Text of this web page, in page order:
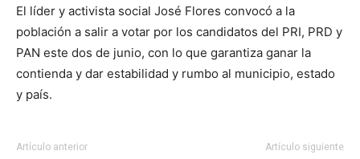
El líder y activista social José Flores convocó a la
población a salir a votar por los candidatos del PRI, PRD y
PAN este dos de junio, con lo que garantiza ganar la
contienda y dar estabilidad y rumbo al municipio, estado
y país.
Artículo anterior Artículo siguiente